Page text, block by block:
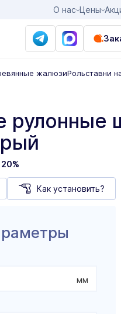
О нас Цены
жалюзиРольставни
рулонные
20%
Как установить?
мм